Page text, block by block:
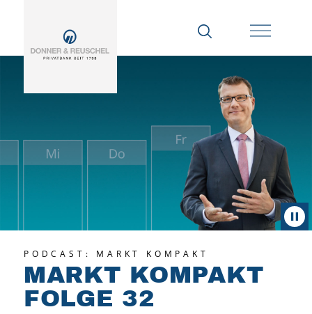
PODCAST: MARKT KOMPAKT
MARKT KOMPAKT
FOLGE 32